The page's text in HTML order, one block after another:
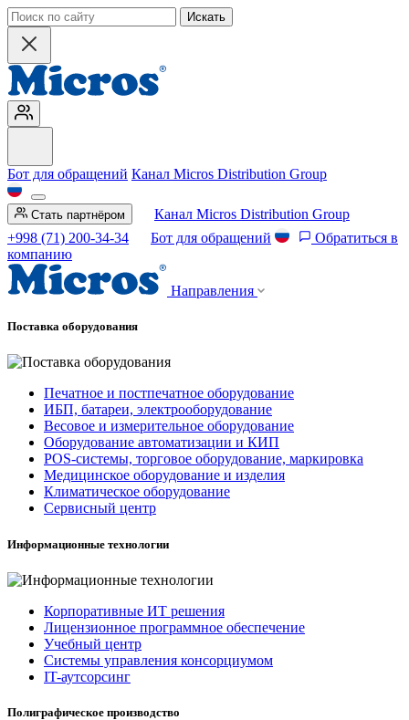
Искать
Бот для обращений Канал Micros Distribution Group
Стать партнёром
Канал Micros Distribution Group
+998 (71) 200-34-34
Бот для обращений
Обратиться в
компанию
Направления
Поставка оборудования
Печатное и постпечатное оборудование
ИБП, батареи, электрооборудование
Весовое и измерительное оборудование
Оборудование автоматизации и КИП
POS-системы, торговое оборудование, маркировка
Медицинское оборудование и изделия
Климатическое оборудование
Сервисный центр
Информационные технологии
Корпоративные ИТ решения
Лицензионное программное обеспечение
Учебный центр
Системы управления консорциумом
IT-аутсорсинг
Полиграфическое производство